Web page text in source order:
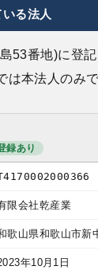
いる法人
53番地)に登
は本法人のみで
録あり
限会社乾産業
歌山県和歌山市新
年10月1日